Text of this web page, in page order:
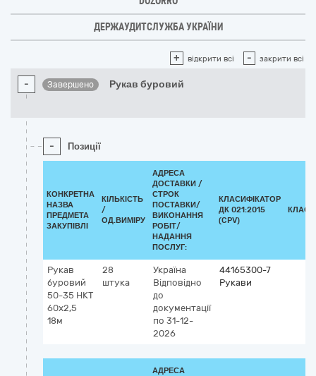
ДЕРЖАУДИТСЛУЖБА УКРАЇНИ
+ відкрити всі - закрити всі
- Завершено Рукав буровий
- Позиції
КОНКРЕТНА
НАЗВА
ПРЕДМЕТА
ЗАКУПІВЛІ
КІЛЬКІСТЬ
/
ОД.ВИМІРУ
АДРЕСА
ДОСТАВКИ /
СТРОК
ПОСТАВКИ/
ВИКОНАННЯ
РОБІТ/
НАДАННЯ
ПОСЛУГ:
КЛАСИФІКАТОР
ДК 021:2015
(CPV)
Рукав
буровий
50-35 НКТ
60х2,5
18м
28
штука
Україна
Відповідно
до
документації
по 31-12-
2026
44165300-7
Рукави
АДРЕСА